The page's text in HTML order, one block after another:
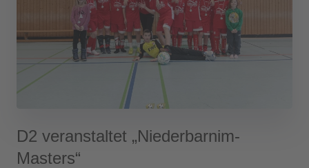
D2 veranstaltet „Niederbarnim-
Masters“